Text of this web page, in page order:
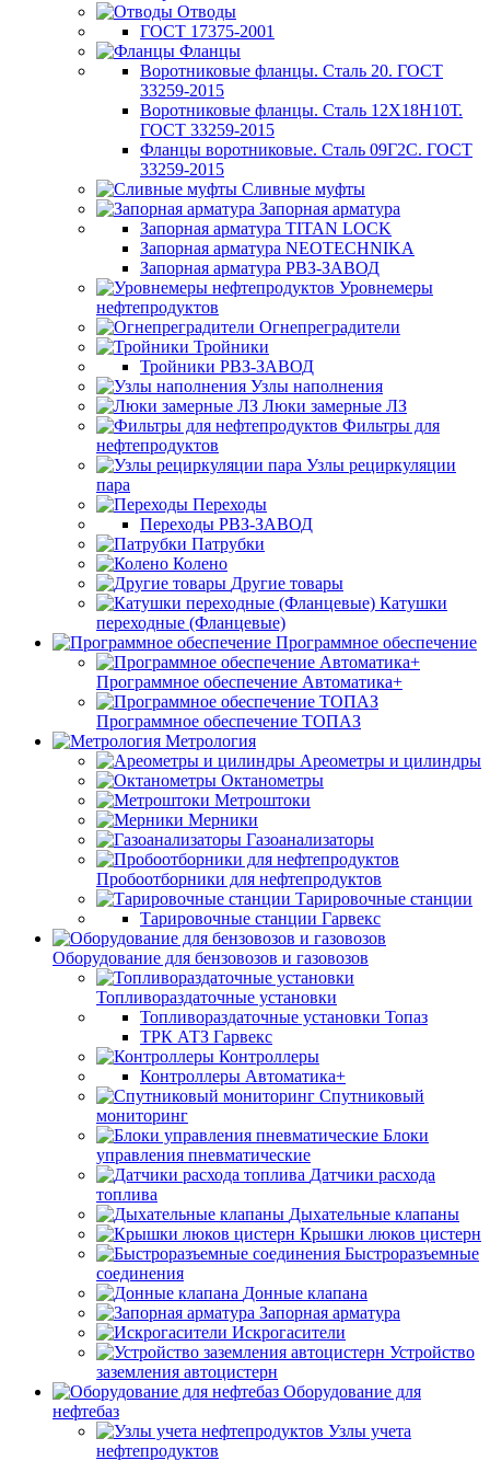
Отводы
ГОСТ 17375-2001
Фланцы
Воротниковые фланцы. Сталь 20. ГОСТ
33259-2015
Воротниковые фланцы. Сталь 12Х18Н10Т.
ГОСТ 33259-2015
Фланцы воротниковые. Сталь 09Г2С. ГОСТ
33259-2015
Сливные муфты
Запорная арматура
Запорная арматура TITAN LOCK
Запорная арматура NEOTECHNIKA
Запорная арматура РВЗ-ЗАВОД
Уровнемеры
нефтепродуктов
Огнепреградители
Тройники
Тройники РВЗ-ЗАВОД
Узлы наполнения
Люки замерные ЛЗ
Фильтры для
нефтепродуктов
Узлы рециркуляции
пара
Переходы
Переходы РВЗ-ЗАВОД
Патрубки
Колено
Другие товары
Катушки
переходные (Фланцевые)
Программное обеспечение
Программное обеспечение Автоматика+
Программное обеспечение ТОПАЗ
Метрология
Ареометры и цилиндры
Октанометры
Метроштоки
Мерники
Газоанализаторы
Пробоотборники для нефтепродуктов
Тарировочные станции
Тарировочные станции Гарвекс
Оборудование для бензовозов и газовозов
Топливораздаточные установки
Топливораздаточные установки Топаз
ТРК АТЗ Гарвекс
Контроллеры
Контроллеры Автоматика+
Спутниковый
мониторинг
Блоки
управления пневматические
Датчики расхода
топлива
Дыхательные клапаны
Крышки люков цистерн
Быстроразъемные
соединения
Донные клапана
Запорная арматура
Искрогасители
Устройство
заземления автоцистерн
Оборудование для
нефтебаз
Узлы учета
нефтепродуктов